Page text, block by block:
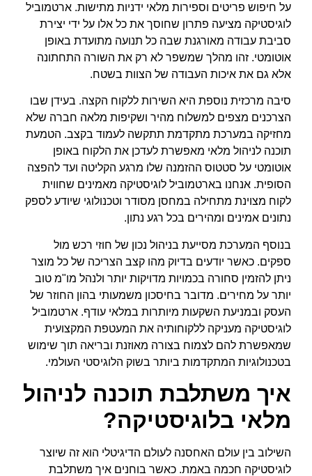
על חיפוש פריטים וספירות מלאי ידניות מתישות. ארטמוביל
לוגיסטיקה מציעה פתרון שחוסך את כל אלו על ידי יצירת
סביבת עבודה מאורגנת שבה כל תנועה מתועדת באופן
אוטומטי. זהו מהלך שמשפר לא רק את השורה התחתונה
אלא גם את איכות העבודה של הצוות בשטח.
סיבה מרכזית נוספת היא השירות ללקוח הקצה. בעידן שבו
הצרכנים מצפים למשלוח מהיר ושקיפות מלאה חברה שלא
מחזיקה במערכת מתקדמת תתקשה לעמוד בקצב. הטמעת
תוכנה לניהול מלאי מאפשרת לעדכן את הלקוח באופן
אוטומטי על סטטוס ההזמנה שלו מרגע הקליטה ועד להפצה
הסופית. אנחנו בארטמוביל לוגיסטיקה מאמינים שחווית
לקוח מצוינת מתחילה במחסן מסודר וטכנולוגי שיודע לספק
נתונים אמינים ומהירים בכל רגע נתון.
בנוסף המערכת מסייעת בניהול נכון של חוזי רכש מול
ספקים. כאשר יודעים בדיוק מהו קצב הצריכה של כל מוצר
ניתן להזמין סחורה בכמויות מדויקות יותר ולנהל מו"מ טוב
יותר על מחירים. מדובר בחיסכון משמעותי בהון החוזר של
העסק ובמניעת השקעות מיותרות במלאי עודף. ארטמוביל
לוגיסטיקה מעניקה ללקוחותיה את המעטפת המקצועית
שמאפשרת להם לצמוח בצורה מאוזנת ובריאה תוך שימוש
בטכנולוגיות המתקדמות ביותר בשוק הלוגיסטי העולמי.
איך משתלבת תוכנה לניהול
מלאי בלוגיסטיקה?
השילוב בין עולם האחסנה לעולם הדיגיטלי הוא זה שיוצר
לוגיסטיקה חכמה באמת. כאשר בוחנים איך משתלבת